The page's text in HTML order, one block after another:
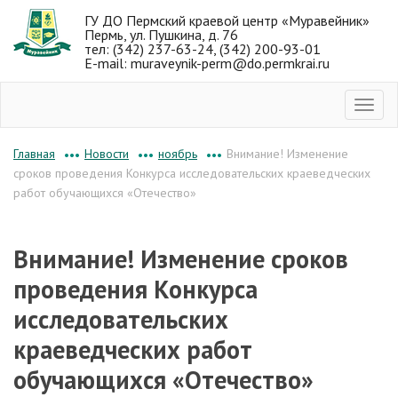
ГУ ДО Пермский краевой центр «Муравейник»
Пермь, ул. Пушкина, д. 76
тел: (342) 237-63-24, (342) 200-93-01
E-mail: muraveynik-perm@do.permkrai.ru
Главная ••• Новости ••• ноябрь ••• Внимание! Изменение
сроков проведения Конкурса исследовательских краеведческих
работ обучающихся «Отечество»
Внимание! Изменение сроков
проведения Конкурса
исследовательских
краеведческих работ
обучающихся «Отечество»